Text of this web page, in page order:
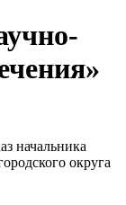
начальника
округа